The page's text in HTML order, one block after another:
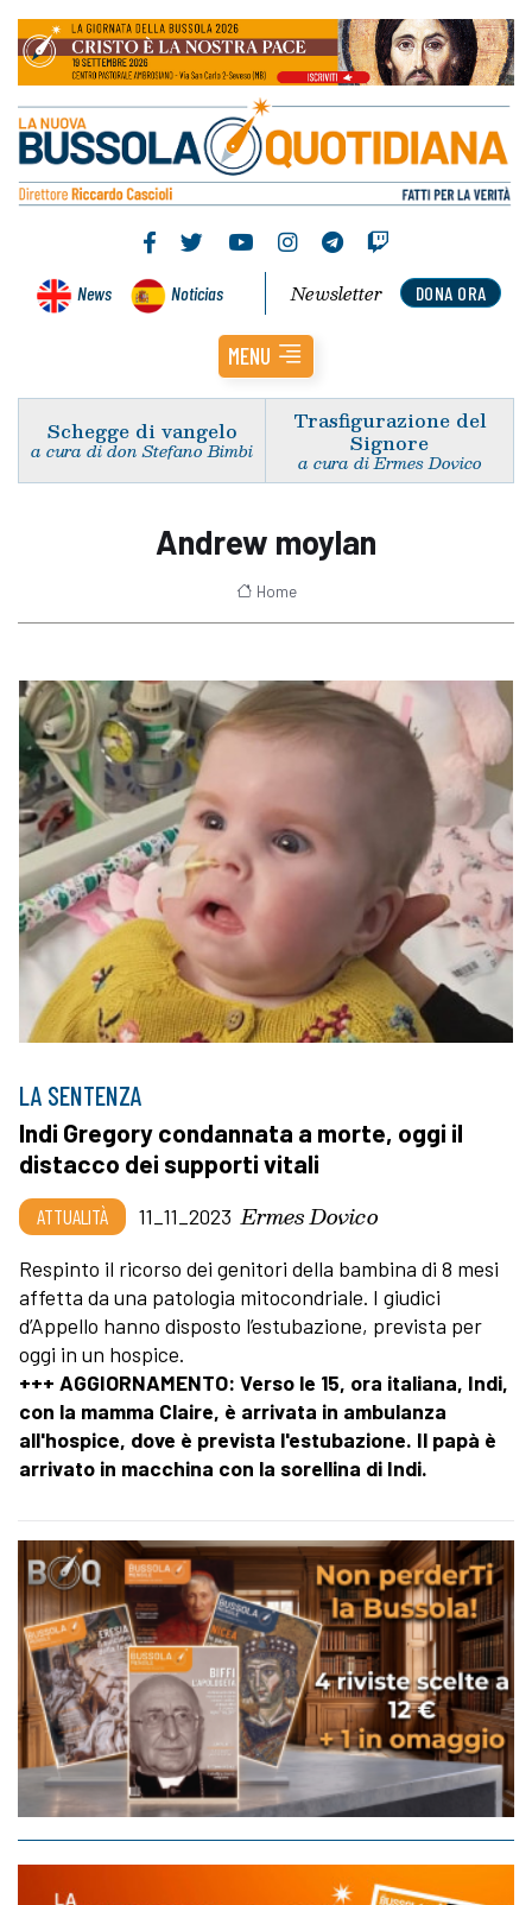
News Noticias DONA ORA
Newsletter
MENU
Schegge di vangelo
a cura di don Stefano Bimbi
Trasfigurazione del
Signore
a cura di Ermes Dovico
Andrew moylan
Home
LA SENTENZA
Indi Gregory condannata a morte, oggi il
distacco dei supporti vitali
ATTUALITÀ 11_11_2023 Ermes Dovico
Respinto il ricorso dei genitori della bambina di 8 mesi
affetta da una patologia mitocondriale. I giudici
d’Appello hanno disposto l’estubazione, prevista per
oggi in un hospice.
+++ AGGIORNAMENTO: Verso le 15, ora italiana, Indi,
con la mamma Claire, è arrivata in ambulanza
all'hospice, dove è prevista l'estubazione. Il papà è
arrivato in macchina con la sorellina di Indi.